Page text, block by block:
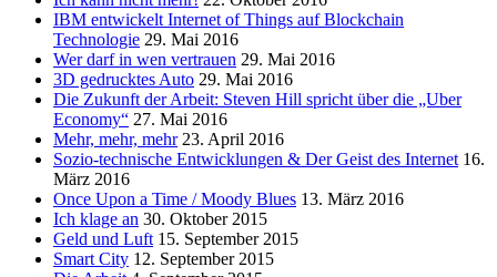
IBM entwickelt Internet of Things auf Blockchain
Technologie 29. Mai 2016
Wer darf in wen vertrauen 29. Mai 2016
3D gedrucktes Auto 29. Mai 2016
Die Zukunft der Arbeit: Steven Hill spricht über die „Uber
Economy“ 27. Mai 2016
Mehr, mehr, mehr 23. April 2016
Sozio-technische Entwicklungen & Der Geist des Internet 16.
März 2016
Once Upon a Time / Moody Blues 13. März 2016
Ich klage an 30. Oktober 2015
Geld und Luft 15. September 2015
Smart City 12. September 2015